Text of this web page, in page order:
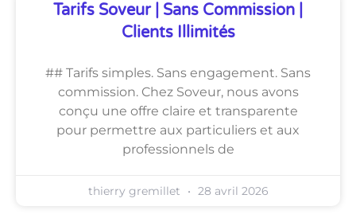
Tarifs Soveur | Sans Commission |
Clients Illimités
## Tarifs simples. Sans engagement. Sans
commission. Chez Soveur, nous avons
conçu une offre claire et transparente
pour permettre aux particuliers et aux
professionnels de
thierry gremillet 28 avril 2026